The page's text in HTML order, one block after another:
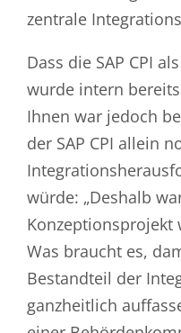
zentrale
Dass die SAP CPI
wurde intern
Ihnen war jedoch
der SAP CPI allein
würde: „Deshalb
Konzeptionsprojekt
Was braucht es,
Bestandteil der
ganzheitlich